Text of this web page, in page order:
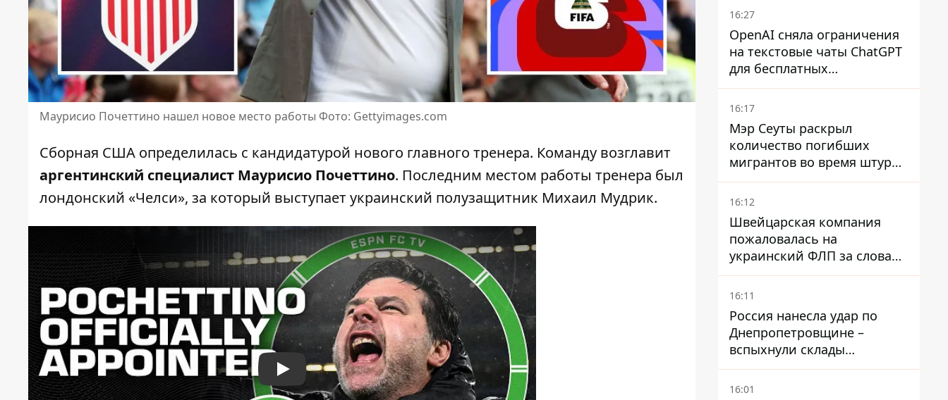
Маурисио Почеттино нашел новое место работы Фото: Gettyimages.com
Сборная США определилась с кандидатурой нового главного тренера. Команду возглавит
аргентинский специалист Маурисио Почеттино. Последним местом работы тренера был
лондонский «Челси», за который выступает украинский полузащитник Михаил Мудрик.
Play
16:27
OpenAI сняла ограничения
на текстовые чаты ChatGPT
для бесплатных
пользователей
16:17
Мэр Сеуты раскрыл
количество погибших
мигрантов во время штурма
границы
16:12
Швейцарская компания
пожаловалась на
украинский ФЛП за слова
SUN SCRIPTION на упаковке
крема - АМКУ наложил
16:11
Россия нанесла удар по
Днепропетровщине –
вспыхнули склады
логистической компании
16:01